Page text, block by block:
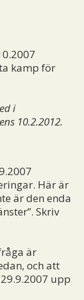
kamp för
i
10.2.2012.
Här är
är den enda
Skriv
är
och att
upp